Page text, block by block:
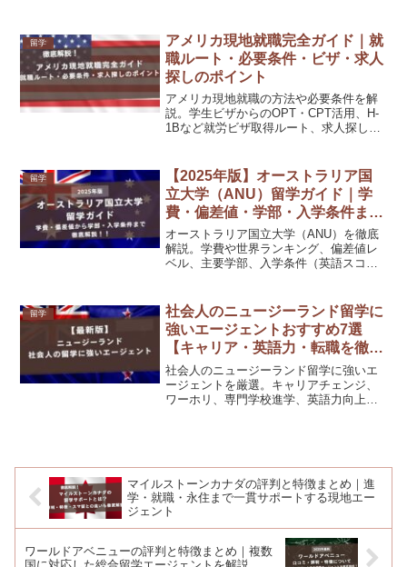
留学
アメリカ現地就職完全ガイド｜就
職ルート・必要条件・ビザ・求人
探しのポイント
アメリカ現地就職の方法や必要条件を解
説。学生ビザからのOPT・CPT活用、H-
1Bなど就労ビザ取得ルート、求人探しの
留学
【2025年版】オーストラリア国
立大学（ANU）留学ガイド｜学
費・偏差値・学部・入学条件まと
め
オーストラリア国立大学（ANU）を徹底
解説。学費や世界ランキング、偏差値レ
ベル、主要学部、入学条件（英語スコ
留学
社会人のニュージーランド留学に
強いエージェントおすすめ7選
【キャリア・英語力・転職を徹底
比較】
社会人のニュージーランド留学に強いエ
ージェントを厳選。キャリアチェンジ、
ワーホリ、専門学校進学、英語力向上な
マイルストーンカナダの評判と特徴まとめ｜進
学・就職・永住まで一貫サポートする現地エー
ジェント
ワールドアベニューの評判と特徴まとめ｜複数